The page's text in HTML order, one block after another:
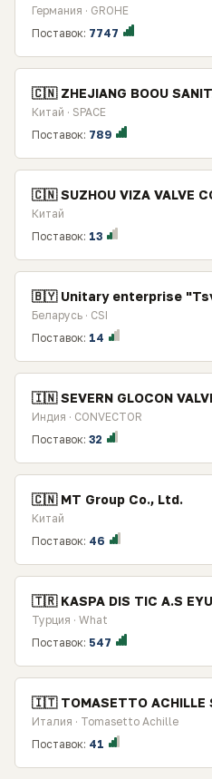
Германия · GROHE
Поставок: 7747
🇨🇳 ZHEJIANG BOOU
Китай · SPACE
Поставок: 789
🇨🇳 SUZHOU VIZA VALVE
Китай
Поставок: 13
🇧🇾 Unitary enterprise
Беларусь · CSI
Поставок: 14
🇮🇳 SEVERN GLOCON
Индия · CONVECTOR
Поставок: 32
🇨🇳 MT Group Co., Ltd.
Китай
Поставок: 46
🇹🇷 KASPA DIS TIC A.S
Турция · What
Поставок: 547
🇮🇹 TOMASETTO ACHILLE
Италия · Tomasetto Achille
Поставок: 41